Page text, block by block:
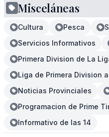
Misceláneas
Cultura Pesca
Servicios Informativos
Primera Division de La
Liga de Primera Division
Noticias Provinciales
Programacion de Prime
Informativo de las 14